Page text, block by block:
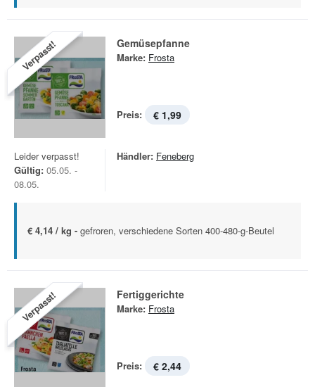
Verpasst! Gemüsepfanne
Marke: Frosta
Preis: € 1,99
Leider verpasst!
Gültig: 05.05. -
08.05.
Händler: Feneberg
€ 4,14 / kg - gefroren, verschiedene Sorten 400-480-g-Beutel
Verpasst! Fertiggerichte
Marke: Frosta
Preis: € 2,44